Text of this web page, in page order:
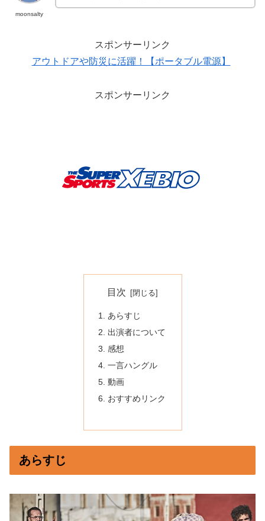
moonsalty
スポンサーリンク
アウトドアや防災に活躍！【ポータブル電源】
スポンサーリンク
目次
あらすじ
出演者について
感想
一言ハングル
動画
おすすめリンク
あらすじ